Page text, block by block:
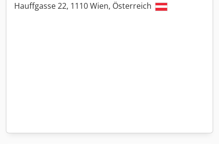
Hauffgasse 22, 1110 Wien, Österreich